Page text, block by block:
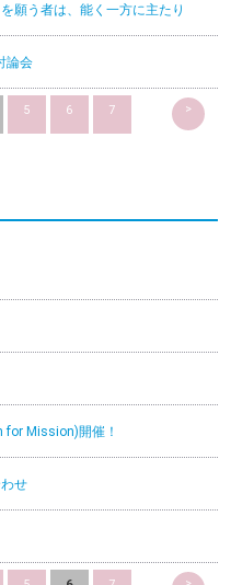
願う者は、能く一方に主たり
論会
5 6 7 >
Mission)開催！
せ